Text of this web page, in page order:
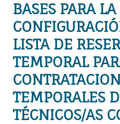
BASES PARA LA
LISTA DE
TEMPORAL
TEMPORALES
TÉCNICOS/AS